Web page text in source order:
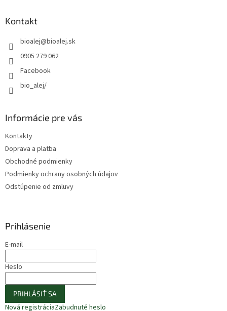
Kontakt
bioalej@bioalej.sk
0905 279 062
Facebook
bio_alej/
Informácie pre vás
Kontakty
Doprava a platba
Obchodné podmienky
Podmienky ochrany osobných údajov
Odstúpenie od zmluvy
Prihlásenie
E-mail
Heslo
PRIHLÁSIŤ SA
Nová registráciaZabudnuté heslo